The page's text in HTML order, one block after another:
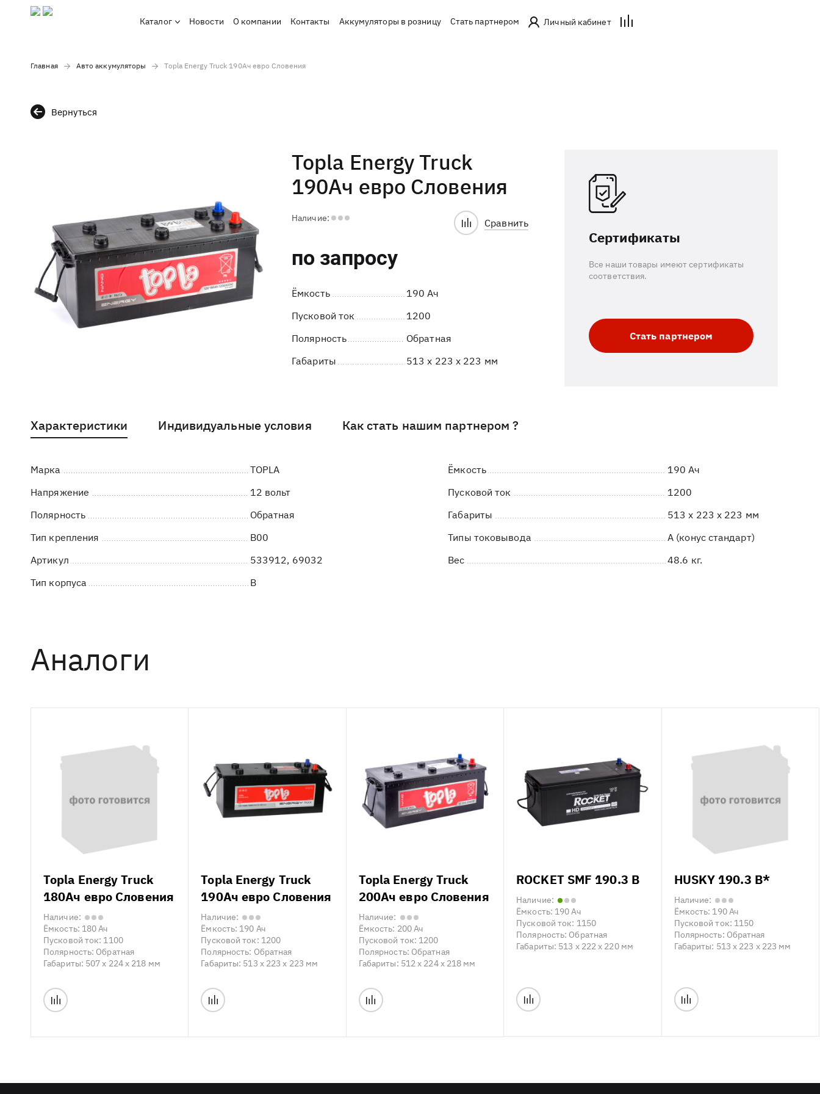
Каталог Новости О компании Контакты Аккумуляторы в розницу Стать партнером Личный кабинет
Главная Авто аккумуляторы Topla Energy Truck 190Ач евро Словения
Вернуться
Topla Energy Truck
190Ач евро Словения
Наличие:
по запросу
Сравнить
Ёмкость
190 Ач
Пусковой ток
1200
Полярность
Обратная
Габариты
513 x 223 x 223 мм
Сертификаты
Все наши товары имеют сертификаты
соответствия.
Стать партнером
Характеристики Индивидуальные условия Как стать нашим партнером ?
Марка TOPLA Ёмкость
190 Ач
Напряжение
12 вольт Пусковой ток
1200
Полярность
Обратная Габариты
513 x 223 x 223 мм
Тип крепления
B00 Типы токовывода
A (конус стандарт)
Артикул
533912, 69032 Вес
48.6 кг.
Тип корпуса
B
Аналоги
Topla Energy Truck
180Ач евро Словения
Наличие:
Ёмкость: 180 Ач
Пусковой ток: 1100
Полярность: Обратная
Габариты: 507 x 224 x 218 мм
Topla Energy Truck
190Ач евро Словения
Наличие:
Ёмкость: 190 Ач
Пусковой ток: 1200
Полярность: Обратная
Габариты: 513 x 223 x 223 мм
Topla Energy Truck
200Ач евро Словения
Наличие:
Ёмкость: 200 Ач
Пусковой ток: 1200
Полярность: Обратная
Габариты: 512 x 224 x 218 мм
ROCKET SMF 190.3 B
Наличие:
Ёмкость: 190 Ач
Пусковой ток: 1150
Полярность: Обратная
Габариты: 513 x 222 x 220 мм
HUSKY 190.3 B*
Наличие:
Ёмкость: 190 Ач
Пусковой ток: 1150
Полярность: Обратная
Габариты: 513 x 223 x 223 мм